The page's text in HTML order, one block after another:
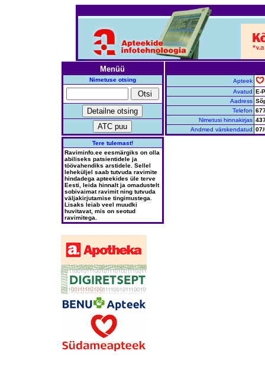
Menüü
Nimetuse otsing
Tere tulemast!
Raviminfo.ee eesmärgiks on olla
abiliseks patsientidele ja
töövahendiks arstidele. Sellel
leheküljel saab tutvuda ravimite
hindadega apteekides üle terve
Eesti, leida hinnalt ja omadustelt
sobivaimat ravimit ning tutvuda
väljakirjutamise tingimustega.
Lisaks leiab veel muudki
huvitavat, mis on seotud
ravimitega.
Apteek
Avatud E-
Aadress
Telefon
Nimetusi hinnakirjas
Andmed värskendatud